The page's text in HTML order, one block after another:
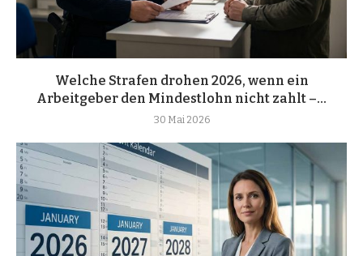
Welche Strafen drohen 2026, wenn ein
Arbeitgeber den Mindestlohn nicht zahlt –...
30 Mai 2026